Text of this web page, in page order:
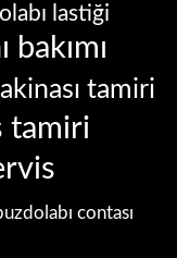
lastiği
bakımı
tamiri
tamiri
contası